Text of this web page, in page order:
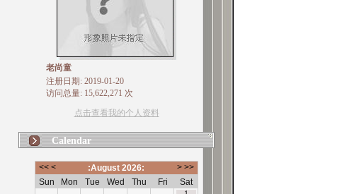
老尚童
注册日期: 2019-01-20
访问总量: 15,622,271 次
点击查看我的个人资料
Calendar